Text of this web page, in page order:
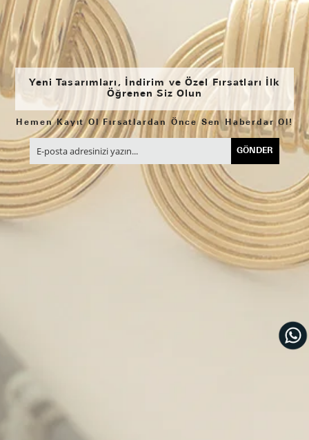
Yeni Tasarımları, İndirim ve Özel Fırsatları İlk
Öğrenen Siz Olun
Hemen Kayıt Ol Fırsatlardan Önce Sen Haberdar Ol!
GÖNDER